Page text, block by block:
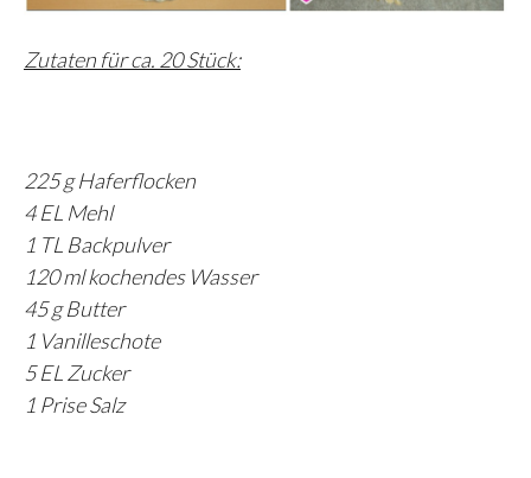
Zutaten für ca. 20 Stück:
225 g Haferflocken
4 EL Mehl
1 TL Backpulver
120 ml kochendes Wasser
45 g Butter
1 Vanilleschote
5 EL Zucker
1 Prise Salz